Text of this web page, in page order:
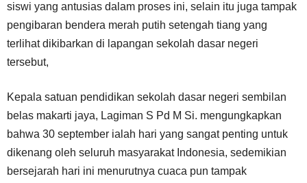
siswi yang antusias dalam proses ini, selain itu juga tampak
pengibaran bendera merah putih setengah tiang yang
terlihat dikibarkan di lapangan sekolah dasar negeri
tersebut,
Kepala satuan pendidikan sekolah dasar negeri sembilan
belas makarti jaya, Lagiman S Pd M Si. mengungkapkan
bahwa 30 september ialah hari yang sangat penting untuk
dikenang oleh seluruh masyarakat Indonesia, sedemikian
bersejarah hari ini menurutnya cuaca pun tampak